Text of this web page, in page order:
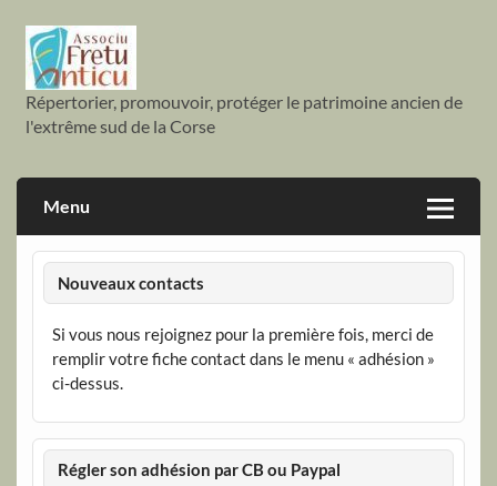
content
Associu fretu anticu
Répertorier, promouvoir, protéger le patrimoine ancien de
l'extrême sud de la Corse
Menu
Nouveaux contacts
Si vous nous rejoignez pour la première fois, merci de
remplir votre fiche contact dans le menu « adhésion »
ci-dessus.
Régler son adhésion par CB ou Paypal